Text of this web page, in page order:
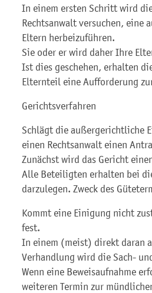
In einem ersten Schritt wird
Rechtsanwalt versuchen, eine
Eltern herbeizuführen.
Sie oder er wird daher Ihre
Ist dies geschehen, erhalten
Elternteil eine Aufforderung
Gerichtsverfahren
Schlägt die außergerichtliche
einen Rechtsanwalt einen
Zunächst wird das Gericht
Alle Beteiligten erhalten bei
darzulegen. Zweck des
Kommt eine Einigung nicht
fest.
In einem (meist) direkt daran
Verhandlung wird die Sach-
Wenn eine Beweisaufnahme
weiteren Termin zur